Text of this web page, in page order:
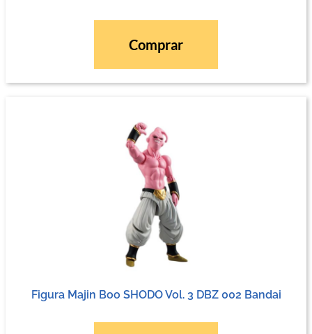
Comprar
Figura Majin Boo SHODO Vol. 3 DBZ 002 Bandai